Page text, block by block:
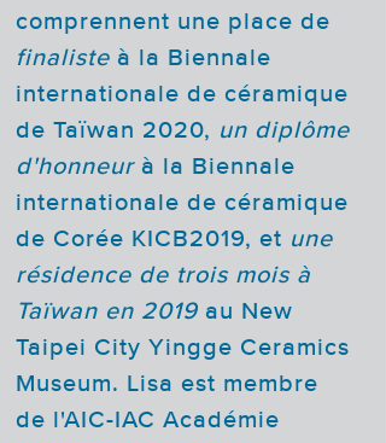
comprennent une place de
finaliste à la Biennale
internationale de céramique
de Taïwan 2020, un diplôme
d'honneurà la Biennale
internationale de céramique
de Corée KICB2019, et une
résidence de trois mois à
Taïwan en 2019 au New
Taipei City Yingge Ceramics
Museum. Lisa est membre
de l'AIC-IAC Académie